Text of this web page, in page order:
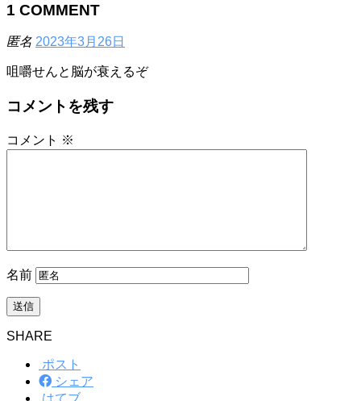
1 COMMENT
匿名 2023年3月26日
咀嚼せんと脳が衰えるぞ
コメントを残す
コメント ※
名前
SHARE
ポスト
シェア